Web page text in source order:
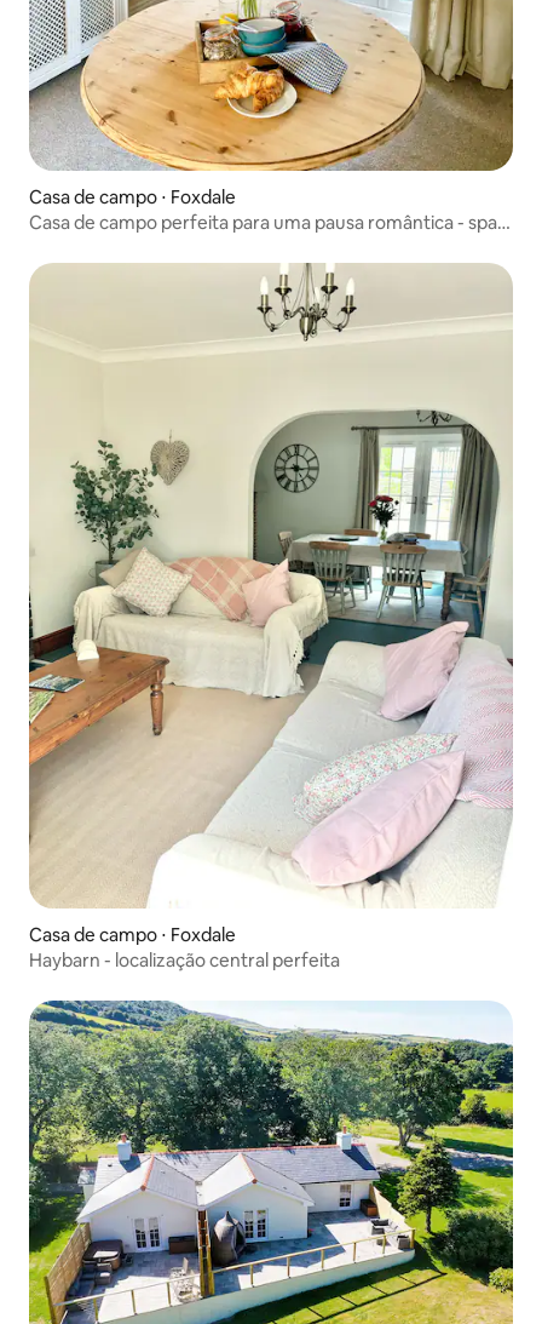
Casa de campo ⋅ Foxdale
Casa de campo perfeita para uma pausa romântica - spa
Casa de campo ⋅ Foxdale
Haybarn - localização central perfeita